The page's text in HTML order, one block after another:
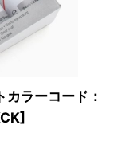
ラーコード：
]